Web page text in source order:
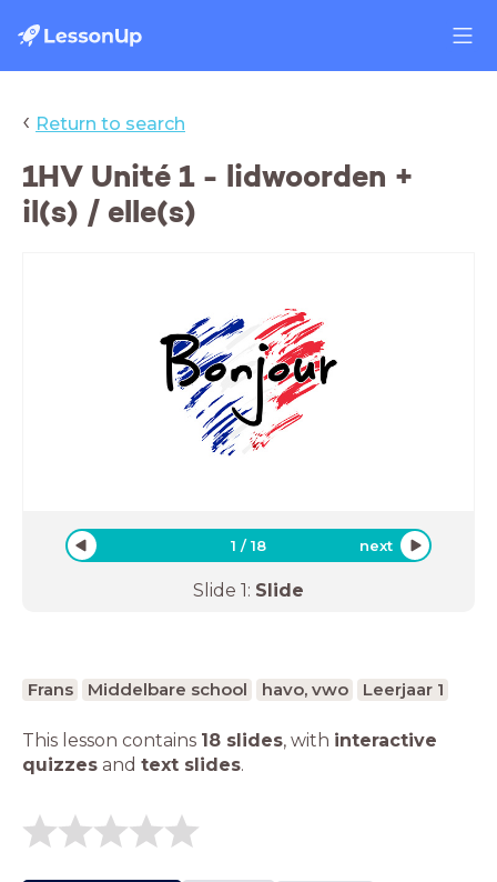
‹ Return to search
1HV Unité 1 - lidwoorden +
il(s) / elle(s)
1 /18 next
Slide 1: Slide
Frans Middelbare school havo, vwo Leerjaar 1
This lesson contains 18 slides, with interactive
quizzes and text slides.